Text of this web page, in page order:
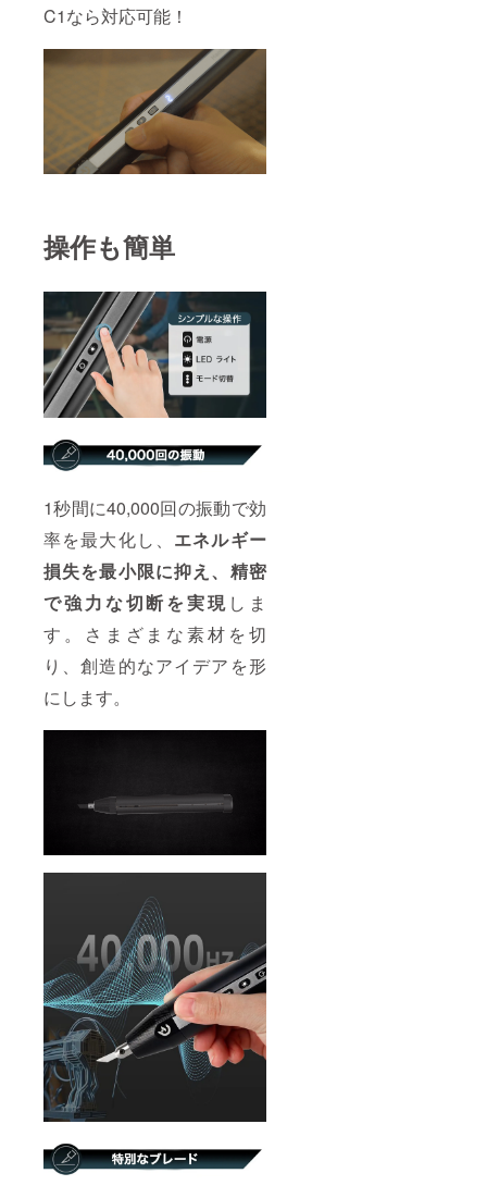
C1なら対応可能！
操作も簡単
1秒間に40,000回の振動で効
率を最大化し、 エネルギー
損失を最小限に抑え、精密
で強力な切断を実現 しま
す。さまざまな素材を切
り、創造的なアイデアを形
にします。